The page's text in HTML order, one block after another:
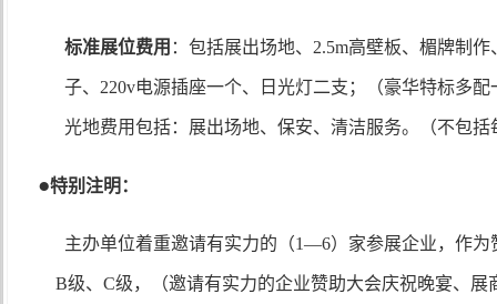
标准展位费用 ：包括展出场地、 2.5m高壁板、楣牌制作
子、 220v电源插座一个、日光灯二支；（豪华特标多
光地费用包括：展出场地、保安、清洁服务。（不包括
●特别注明：
主办单位着重邀请有实力的（1—6）家参展企业，作为
B级、 C级，（邀请有实力的企业赞助大会庆祝晚宴、